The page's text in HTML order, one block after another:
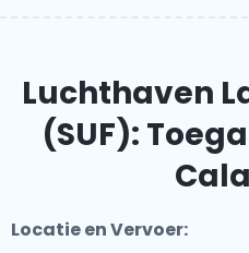
Luchthaven
(SUF):
Locatie en Vervoer: